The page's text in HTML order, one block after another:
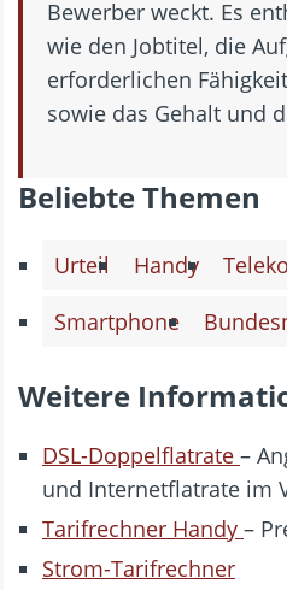
Bewerber weckt. Es
wie den Jobtitel, die
erforderlichen
sowie das Gehalt und
Beliebte Themen
Urteil Handy
Smartphone
Weitere
DSL-Doppelflatrate –
und Internetflatrate im
Tarifrechner Handy –
Strom-Tarifrechner